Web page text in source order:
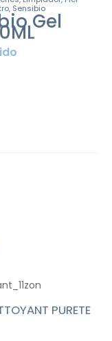
, Sensibio
Gel
PURETE